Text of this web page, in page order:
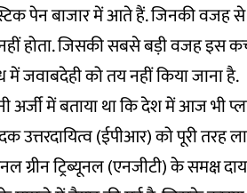
पेन बाजार में आते हैं. जिनकी वजह से
होता. जिसकी सबसे बड़ी वजह इस
जवाबदेही को तय नहीं किया जाना है.
अर्जी में बताया था कि देश में आज भी
उत्तरदायित्व (ईपीआर) को पूरी तरह
ग्रीन ट्रिब्यूनल (एनजीटी)के समक्ष